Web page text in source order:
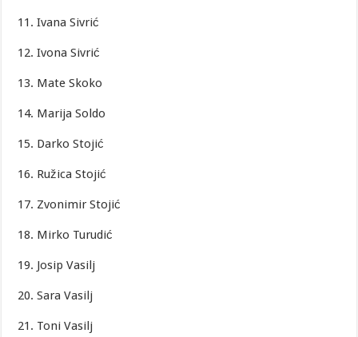
11. Ivana Sivrić
12. Ivona Sivrić
13. Mate Skoko
14. Marija Soldo
15. Darko Stojić
16. Ružica Stojić
17. Zvonimir Stojić
18. Mirko Turudić
19. Josip Vasilj
20. Sara Vasilj
21. Toni Vasilj